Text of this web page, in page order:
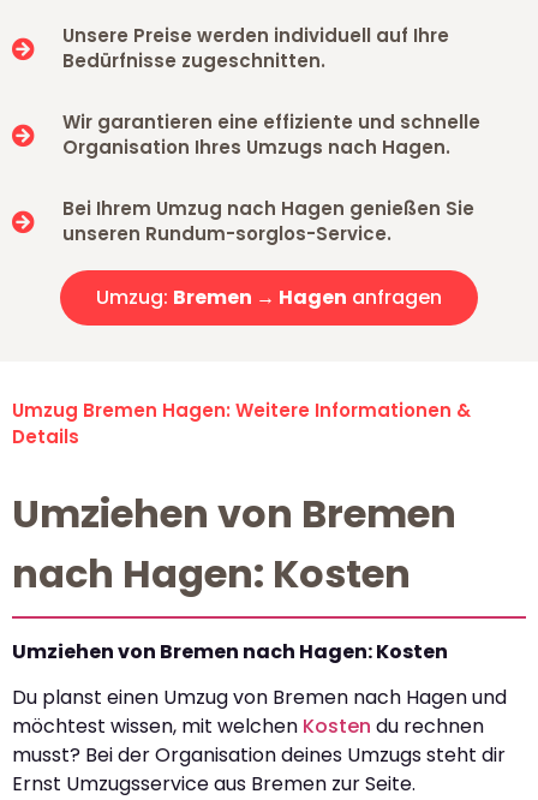
Unsere Preise werden individuell auf Ihre
Bedürfnisse zugeschnitten.
Wir garantieren eine effiziente und schnelle
Organisation Ihres Umzugs nach Hagen.
Bei Ihrem Umzug nach Hagen genießen Sie
unseren Rundum-sorglos-Service.
Umzug: Bremen → Hagen anfragen
Umzug Bremen Hagen: Weitere Informationen &
Details
Umziehen von Bremen
nach Hagen: Kosten
Umziehen von Bremen nach Hagen: Kosten
Du planst einen Umzug von Bremen nach Hagen und
möchtest wissen, mit welchen Kosten du rechnen
musst? Bei der Organisation deines Umzugs steht dir
Ernst Umzugsservice aus Bremen zur Seite.